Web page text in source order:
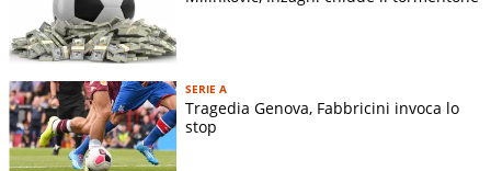
SERIE A
Tragedia Genova, Fabbricini invoca lo
stop